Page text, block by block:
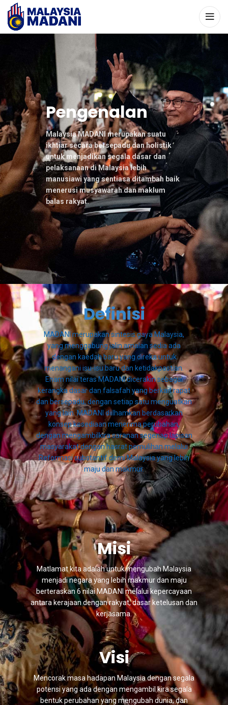
Pengenalan
Malaysia MADANI merupakan suatu
ikhtiar secara bersepadu dan holistik
untuk menjadikan segala dasar dan
pelaksanaan di Malaysia lebih
manusiawi yang sentiasa ditambah baik
menerusi musyawarah dan maklum
balas rakyat.
Definisi
MADANI merupakan sintesis gaya Malaysia,
yang menggabung jalin amalan sedia ada
dengan kaedah baru yang direka untuk
menangani isu-isu baru dan ketidakpastian.
Enam nilai teras MADANI dicerakin sebagai
kerangka dasar dan falsafah yang berkait rapat
dan bersepadu, dengan setiap satu menguatkan
yang lain. MADANI diilhamkan berdasarkan
konsep kesediaan menerima perubahan,
dengan mengambilkira saranan segenap lapisan
masyarakat dengan hasrat pemulihan melalui
Reformasi substantif demi Malaysia yang lebih
maju dan makmur.
Misi
Matlamat kita adalah untuk mengubah Malaysia
menjadi negara yang lebih makmur dan maju
berteraskan 6 nilai MADANI melalui kepercayaan
antara kerajaan dengan rakyat, dasar ketelusan dan
kerjasama.
Visi
Mencorak masa hadapan Malaysia dengan segala
potensi yang ada dengan mengambil kira segala
bentuk perubahan yang mengubah dunia, dan